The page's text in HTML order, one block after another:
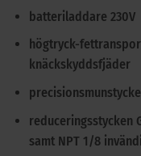
batteriladdare 230V
högtryck-
knäckskyddsfjäder
reduceringsstycken
samt NPT 1/8